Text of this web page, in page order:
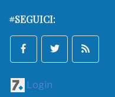
#SEGUICI:
Login